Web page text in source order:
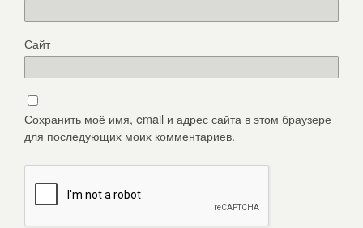
Сайт
Сохранить моё имя, email и адрес сайта в этом браузере
для последующих моих комментариев.